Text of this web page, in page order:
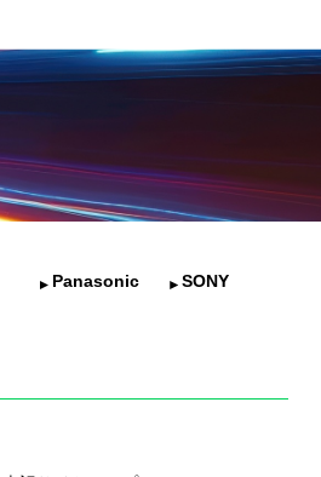
Panasonic SONY